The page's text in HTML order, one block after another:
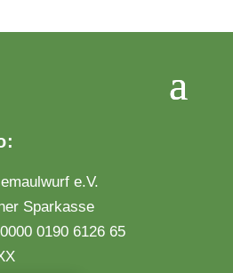
e.V.
Sparkasse
0190 6126 65